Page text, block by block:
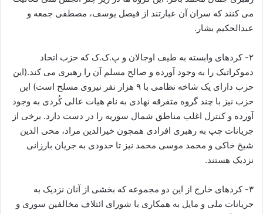
می کنند که سران آن عبارتند از فیصل یوسف، مصطفی جمعه و
عبدالحکیم بشار.
۲- کردهای وابسته به طیف اوجالان و پ.ک.ک که حزب اتحاد
دموکراتیک را به وجود آورده و صالح مسلم آن را رهبری می کند.(این
حزب دارای یک شاخه نظامی با ۹ هزار نفر نیروی مسلح است) این
حزب نیز با چند گروه متفرقه نهادی به نام هیات عالی کُردی به وجود
آورده و کنترل اغلب مناطق شمال سوریه را در دست دارد. برخی از
جریانات چپ به رهبری افرادی همچون خیرالدین مراد، محی الدین
شیخ خاکی و محمد موسی محمد نیز تا حدودی به جریان بارزانی
نزدیک هستند.
۳- کردهای خارج از این دو مجموعه که بخشی از آنان نزدیک به
جریانات ملی و مایل به همکاری با شورای ائتلاف مخالفین سوری و